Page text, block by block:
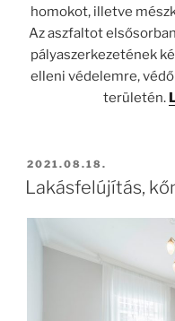
homokot, illetve
Az aszfaltot
pályaszerkezetének
elleni védelemre,
területén.
BEKÜLDVE:
2021.08.18.
Lakásfelújítás,